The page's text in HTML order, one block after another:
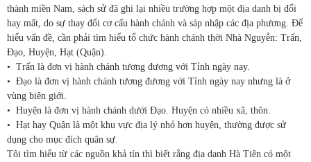
thành miền Nam, sách sử đã ghi lại nhiều trường hợp một địa danh bị đổi
hay mất, do sự thay đổi cơ cấu hành chánh và sáp nhập các địa phương. Để
hiểu vấn đề, cần phải tìm hiểu tổ chức hành chánh thời Nhà Nguyễn: Trấn,
Đạo, Huyện, Hạt (Quận).
• Trấn là đơn vị hành chánh tương đương với Tỉnh ngày nay.
• Đạo là đơn vị hành chánh tương đương với Tỉnh ngày nay nhưng là ở
vùng biên giới.
• Huyện là đơn vị hành chánh dưới Đạo. Huyện có nhiều xã, thôn.
• Hạt hay Quận là một khu vực địa lý nhỏ hơn huyện, thường được sử
dụng cho mục đích quân sự.
Tôi tìm hiểu từ các nguồn khả tín thì biết rằng địa danh Hà Tiên có một